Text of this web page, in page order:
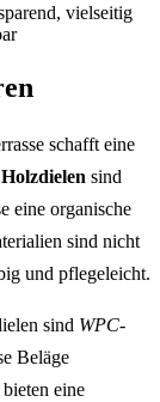
vielseitig
schafft eine
sind
eine organische
sind nicht
und pflegeleicht.
sind WPC-
Beläge
eine